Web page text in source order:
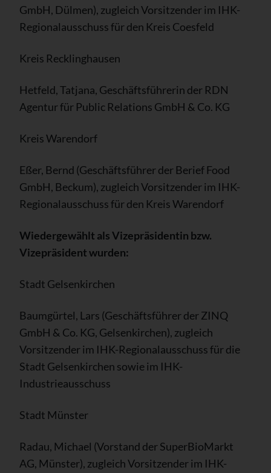
GmbH, Dülmen), zugleich Vorsitzender im IHK-
Regionalausschuss für den Kreis Coesfeld
Kreis Recklinghausen
Hetfeld, Tatjana, Geschäftsführerin der RDN
Agentur für Public Relations GmbH & Co. KG
Kreis Warendorf
Eßer, Bernd (Geschäftsführer der Berief Food
GmbH, Beckum), zugleich Vorsitzender im IHK-
Regionalausschuss für den Kreis Warendorf
Wiedergewählt als Vizepräsidentin bzw.
Vizepräsident wurden:
Stadt Gelsenkirchen
Baumgürtel, Lars (Geschäftsführer der ZINQ
GmbH & Co. KG, Gelsenkirchen), zugleich
Vorsitzender im IHK-Regionalausschuss für die
Stadt Gelsenkirchen sowie im IHK-
Industrieausschuss
Stadt Münster
Radau, Michael (Vorstand der SuperBioMarkt
AG, Münster), zugleich Vorsitzender im IHK-